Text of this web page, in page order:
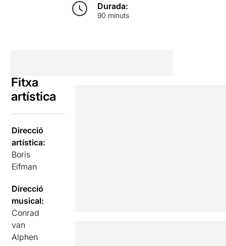
Durada:
90 minuts
Fitxa
artística
Direcció
artística:
Boris
Eifman
Direcció
musical:
Conrad
van
Alphen